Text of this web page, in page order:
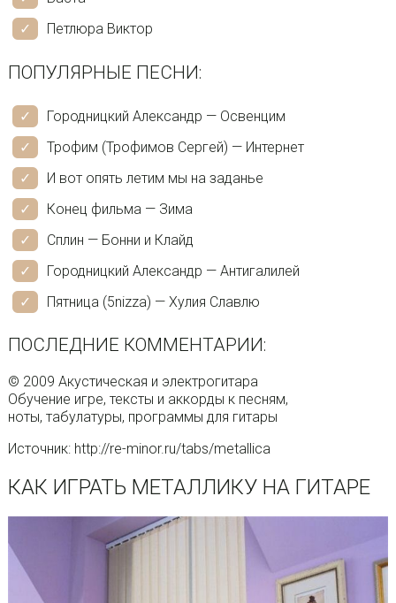
Петлюра Виктор
ПОПУЛЯРНЫЕ ПЕСНИ:
Городницкий Александр — Освенцим
Трофим (Трофимов Сергей) — Интернет
И вот опять летим мы на заданье
Конец фильма — Зима
Сплин — Бонни и Клайд
Городницкий Александр — Антигалилей
Пятница (5nizza) — Хулия Славлю
ПОСЛЕДНИЕ КОММЕНТАРИИ:
© 2009 Акустическая и электрогитара
Обучение игре, тексты и аккорды к песням,
ноты, табулатуры, программы для гитары
Источник: http://re-minor.ru/tabs/metallica
КАК ИГРАТЬ МЕТАЛЛИКУ НА ГИТАРЕ